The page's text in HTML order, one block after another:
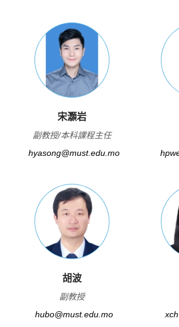
宋灝岩
副教授/本科課程主任
hyasong@must.edu.mo
胡波
副教授
hubo@must.edu.mo